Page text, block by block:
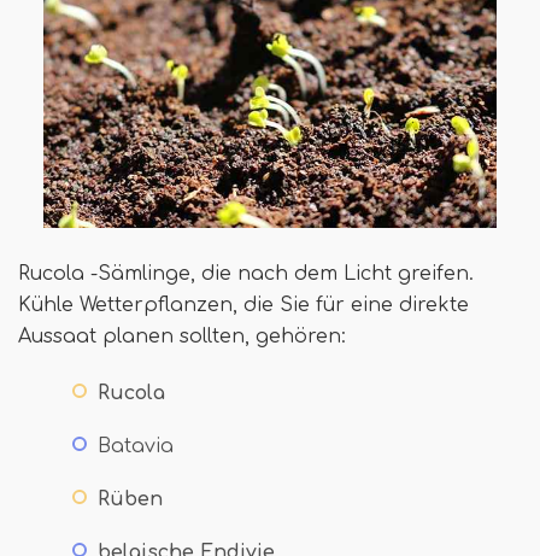
Rucola -Sämlinge, die nach dem Licht greifen.
Kühle Wetterpflanzen, die Sie für eine direkte
Aussaat planen sollten, gehören:
Rucola
Batavia
Rüben